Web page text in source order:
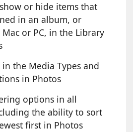
or hide items that
in an album, or
or PC, in the Library
the Media Types and
in Photos
options in all
the ability to sort
first in Photos